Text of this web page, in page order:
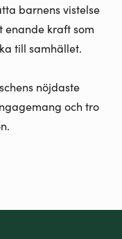
barnens vistelse
enande kraft som
till samhället.
nöjdaste
och tro